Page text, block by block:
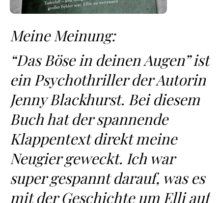
Meine Meinung:
“Das Böse in deinen Augen” ist
ein Psychothriller der Autorin
Jenny Blackhurst. Bei diesem
Buch hat der spannende
Klappentext direkt meine
Neugier geweckt. Ich war
super gespannt darauf, was es
mit der Geschichte um Elli auf